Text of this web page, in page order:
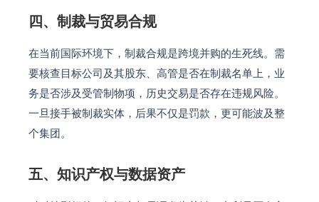
四、制裁与贸易合规
在当前国际环境下，制裁合规是跨境并购的生死线。需
要核查目标公司及其股东、高管是否在制裁名单上，业
务是否涉及受管制物项，历史交易是否存在违规风险。
一旦接手被制裁实体，后果不仅是罚款，更可能波及整
个集团。
五、知识产权与数据资产